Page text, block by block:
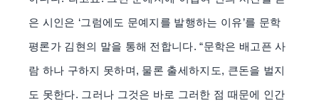
은 시인은 ‘그럼에도 문예지를 발행하는 이유’를 문학
평론가 김현의 말을 통해 전합니다. “문학은 배고픈 사
람 하나 구하지 못하며, 물론 출세하지도, 큰돈을 벌지
도 못한다. 그러나 그것은 바로 그러한 점 때문에 인간